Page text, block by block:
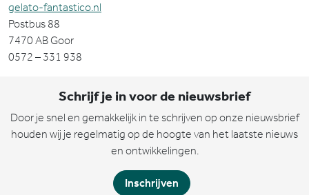
gelato-fantastico.nl
Postbus 88
7470 AB Goor
0572 – 331 938
Schrijf je in voor de nieuwsbrief
Door je snel en gemakkelijk in te schrijven op onze nieuwsbrief
houden wij je regelmatig op de hoogte van het laatste nieuws
en ontwikkelingen.
Inschrijven